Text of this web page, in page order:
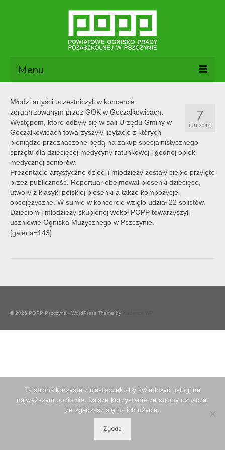
Menu
O nas
Dokumenty POPP
Zajęcia
Kontakt
BIP
7
LUT 2014
Młodzi artyści uczestniczyli w koncercie
zorganizowanym przez GOK w Goczałkowicach.
Występom, które odbyły się w sali Urzędu Gminy w
Goczałkowicach towarzyszyły licytacje z których
pieniądze przeznaczone będą na zakup specjalnistycznego
sprzętu dla dziecięcej medycyny ratunkowej i godnej opieki
medycznej seniorów.
Prezentacje artystyczne dzieci i młodzieży zostały ciepło przyjęte
przez publiczność. Repertuar obejmował piosenki dziecięce,
utwory z klasyki polskiej piosenki a także kompozycje
obcojęzyczne. W sumie w koncercie wzięło udział 22 solistów.
Dzieciom i młodzieży skupionej wokół POPP towarzyszyli
uczniowie Ogniska Muzycznego w Pszczynie.
[galeria=143]
© 2026 POPP Pszczyna - WordPress Theme by
Ta strona korzysta z ciasteczek aby świadczyć usługi na
najwyższym poziomie. Dalsze korzystanie ze strony oznacza,
że zgadzasz się na ich użycie.
Zgoda